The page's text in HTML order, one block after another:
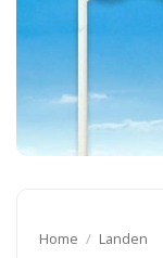
Home / Landen